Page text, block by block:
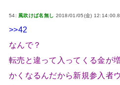
54: 風吹けば名無し 2018/01/05(金)
>>42
なんで？
転売と違って入ってくる金が
かくなるんだから新規参入者